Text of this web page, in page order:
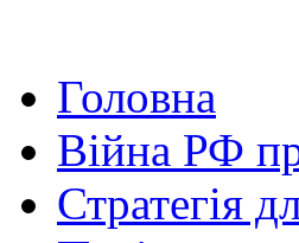
Головна
Війна РФ
Стратегія